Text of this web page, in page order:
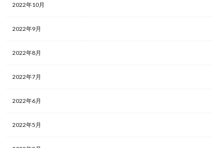
2022年10月
2022年9月
2022年8月
2022年7月
2022年6月
2022年5月